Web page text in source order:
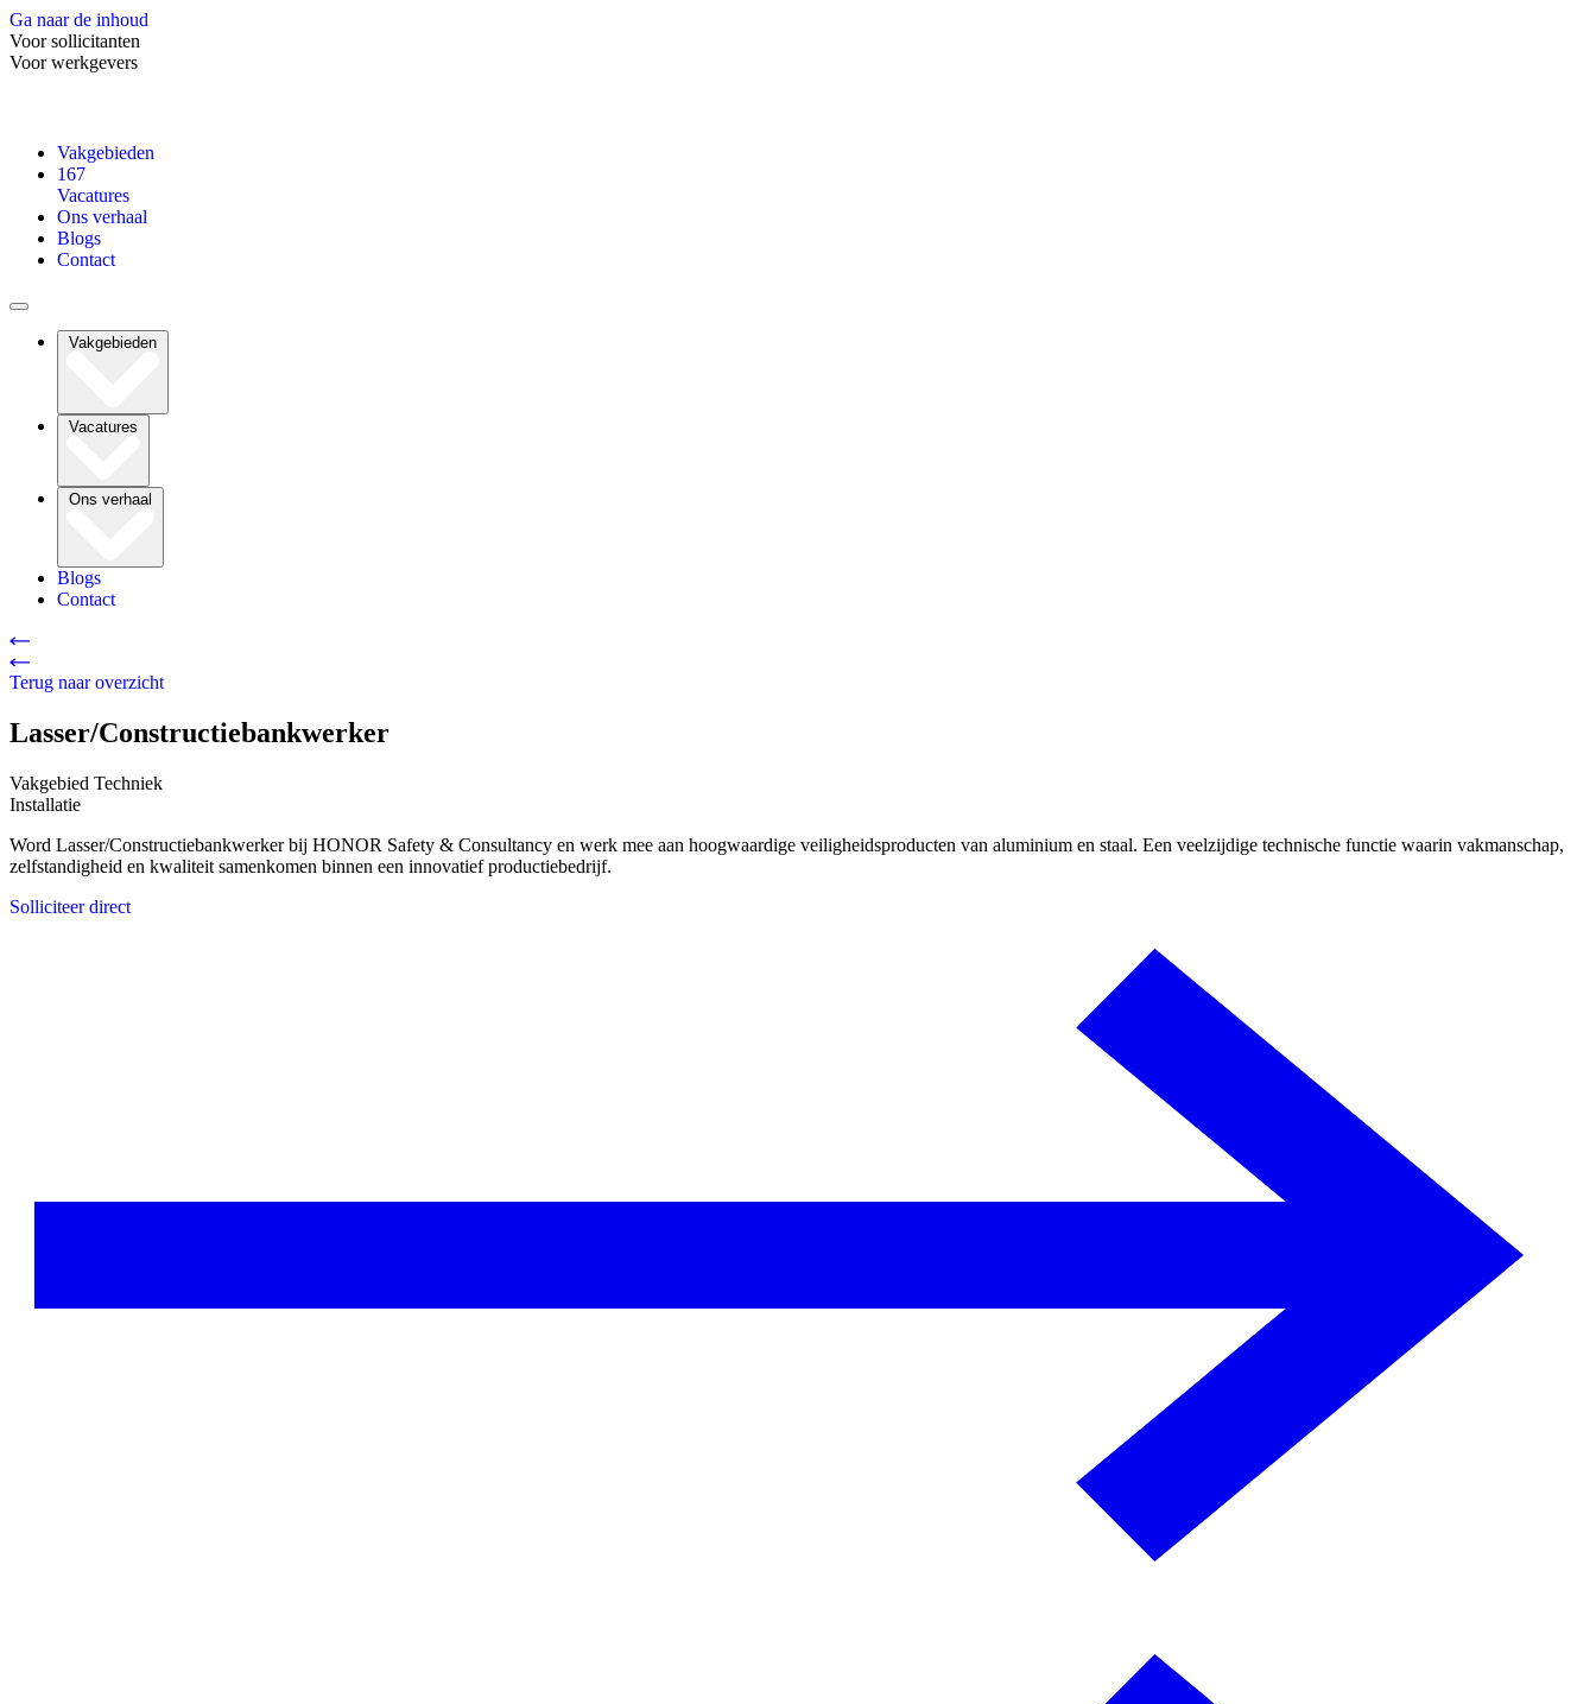
Ga naar de inhoud
Voor sollicitanten
Voor werkgevers
Vakgebieden
167
Vacatures
Ons verhaal
Blogs
Contact
Vakgebieden
Vacatures
Ons verhaal
Blogs
Contact
Terug naar overzicht
Lasser/Constructiebankwerker
Vakgebied Techniek
Installatie
Word Lasser/Constructiebankwerker bij HONOR Safety & Consultancy en werk mee aan hoogwaardige veiligheidsproducten van aluminium en staal. Een veelzijdige technische functie waarin vakmanschap,
zelfstandigheid en kwaliteit samenkomen binnen een innovatief productiebedrijf.
Solliciteer direct